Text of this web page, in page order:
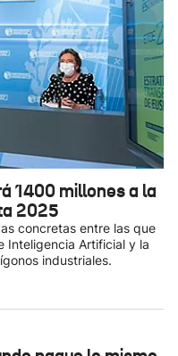
1400 millones a la
2025
concretas entre las que
Inteligencia Artificial y la
industriales.